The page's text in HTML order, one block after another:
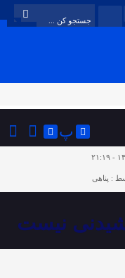
پ
: پناهی
نیست